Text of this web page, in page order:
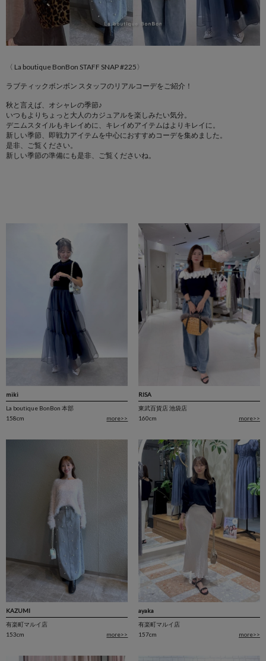
〈 La boutique BonBon STAFF SNAP #225〉
ラブティックボンボン スタッフのリアルコーデをご紹介！
秋と言えば、オシャレの季節♪
いつもよりちょっと大人のカジュアルを楽しみたい気分。
デニムスタイルもキレイめに、キレイめアイテムはよりキレイに。
新しい季節、即戦力アイテムを中心におすすめコーデを集めました。
是非、ご覧ください。
新しい季節の準備にも是非、ご覧くださいね。
miki
La boutique BonBon 本部
158cm
more>>
RISA
東武百貨店 池袋店
160cm
more>>
KAZUMI
有楽町マルイ店
153cm
more>>
ayaka
有楽町マルイ店
157cm
more>>